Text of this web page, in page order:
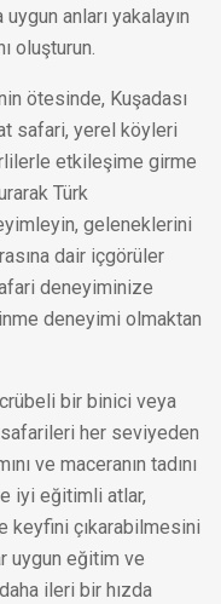
anları yakalayın
oluşturun.
ötesinde, Kuşadası
safari, yerel köyleri
etkileşime girme
Türk
geleneklerini
dair içgörüler
deneyiminize
deneyimi olmaktan
bir binici veya
her seviyeden
ve maceranın tadını
iyi eğitimli atlar,
keyfini çıkarabilmesini
uygun eğitim ve
ileri bir hızda